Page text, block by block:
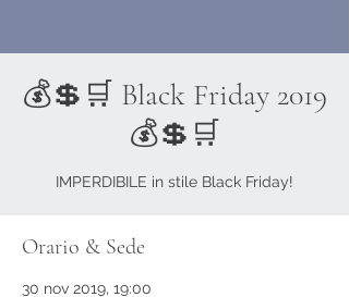
💰💲🛒 Black Friday 2019
💰💲🛒
IMPERDIBILE in stile Black Friday!
Orario & Sede
30 nov 2019, 19:00